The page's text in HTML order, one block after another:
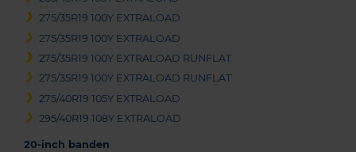
275/35R19 100Y EXTRALOAD
275/35R19 100Y EXTRALOAD
275/35R19 100Y EXTRALOAD RUNFLAT
275/35R19 100Y EXTRALOAD RUNFLAT
275/40R19 105Y EXTRALOAD
295/40R19 108Y EXTRALOAD
20-inch banden